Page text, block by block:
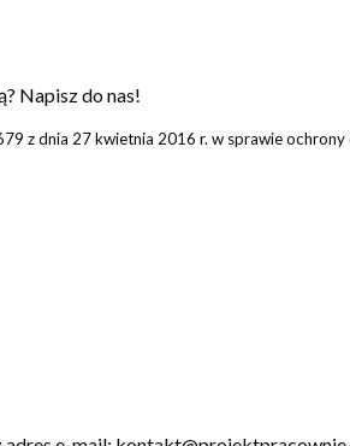
Napisz do nas!
z dnia 27 kwietnia 2016 r. w sprawie